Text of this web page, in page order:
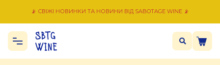
📡 СВІЖІ НОВИНКИ ТА НОВИНИ ВІД SABOTAGE WINE 📡